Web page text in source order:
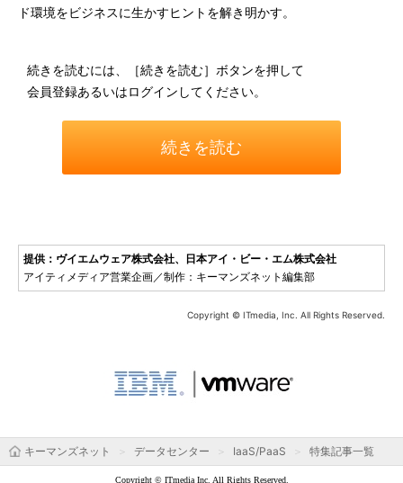
ド環境をビジネスに生かすヒントを解き明かす。
続きを読むには、［続きを読む］ボタンを押して
会員登録あるいはログインしてください。
続きを読む
提供：ヴイエムウェア株式会社、日本アイ・ビー・エム株式会社
アイティメディア営業企画／制作：キーマンズネット編集部
Copyright © ITmedia, Inc. All Rights Reserved.
キーマンズネット データセンター IaaS/PaaS 特集記事一覧
Copyright © ITmedia Inc. All Rights Reserved.